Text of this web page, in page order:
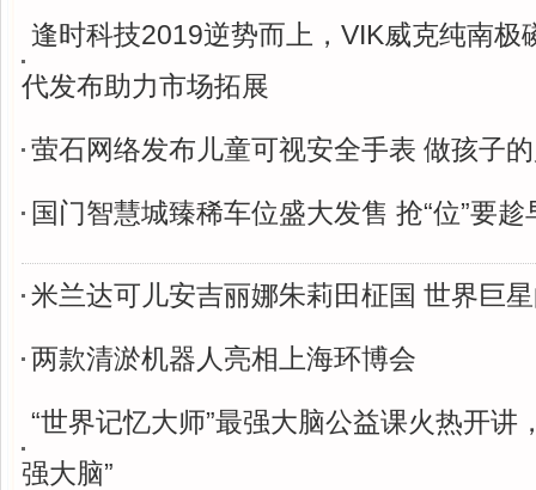
逢时科技2019逆势而上，VIK威克纯南极
代发布助力市场拓展
萤石网络发布儿童可视安全手表 做孩子
国门智慧城臻稀车位盛大发售 抢“位”要趁
米兰达可儿安吉丽娜朱莉田柾国 世界巨
两款清淤机器人亮相上海环博会
“世界记忆大师”最强大脑公益课火热开讲
强大脑”